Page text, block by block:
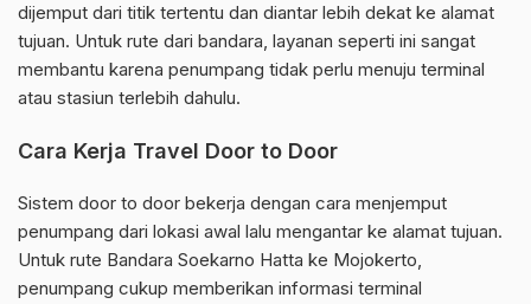
dijemput dari titik tertentu dan diantar lebih dekat ke alamat
tujuan. Untuk rute dari bandara, layanan seperti ini sangat
membantu karena penumpang tidak perlu menuju terminal
atau stasiun terlebih dahulu.
Cara Kerja Travel Door to Door
Sistem door to door bekerja dengan cara menjemput
penumpang dari lokasi awal lalu mengantar ke alamat tujuan.
Untuk rute Bandara Soekarno Hatta ke Mojokerto,
penumpang cukup memberikan informasi terminal